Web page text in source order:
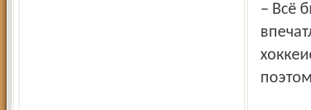
– Всё было очень здорово, – сказала по свежим